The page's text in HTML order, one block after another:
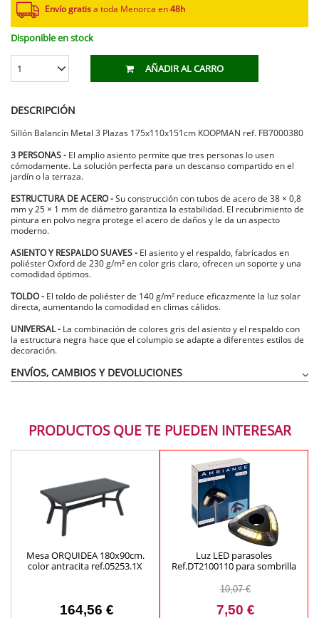
Envío gratis a toda Menorca en 48h
Disponible en stock
1 AÑADIR AL CARRO
DESCRIPCIÓN
Sillón Balancín Metal 3 Plazas 175x110x151cm KOOPMAN ref. FB7000380
3 PERSONAS - El amplio asiento permite que tres personas lo usen
cómodamente. La solución perfecta para un descanso compartido en el
jardín o la terraza.
ESTRUCTURA DE ACERO - Su construcción con tubos de acero de 38 × 0,8
mm y 25 × 1 mm de diámetro garantiza la estabilidad. El recubrimiento de
pintura en polvo negra protege el acero de daños y le da un aspecto
moderno.
ASIENTO Y RESPALDO SUAVES - El asiento y el respaldo, fabricados en
poliéster Oxford de 230 g/m² en color gris claro, ofrecen un soporte y una
comodidad óptimos.
TOLDO - El toldo de poliéster de 140 g/m² reduce eficazmente la luz solar
directa, aumentando la comodidad en climas cálidos.
UNIVERSAL - La combinación de colores gris del asiento y el respaldo con
la estructura negra hace que el columpio se adapte a diferentes estilos de
decoración.
ENVÍOS, CAMBIOS Y DEVOLUCIONES
PRODUCTOS QUE TE PUEDEN INTERESAR
Mesa ORQUIDEA 180x90cm.
color antracita ref.05253.1X
164,56 €
Luz LED parasoles
Ref.DT2100110 para sombrilla
10,07 €
7,50 €